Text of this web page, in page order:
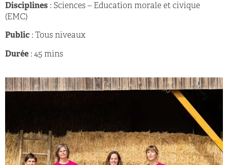
Disciplines : Sciences – Education morale et civique
(EMC)
Public : Tous niveaux
Durée : 45 mins